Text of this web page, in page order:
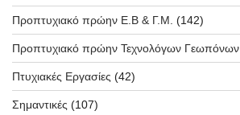
Προπτυχιακό πρώην Ε.Β & Γ.Μ. (142)
Προπτυχιακό πρώην Τεχνολόγων Γεωπόνων
Πτυχιακές Εργασίες (42)
Σημαντικές (107)